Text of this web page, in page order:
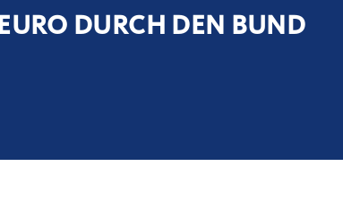
DURCH DEN BUND